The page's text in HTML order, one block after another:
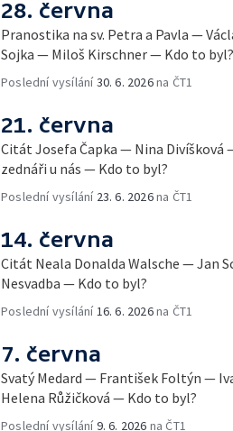
28. června
Pranostika na sv. Petra a Pavla —
Sojka — Miloš Kirschner — Kdo to byl?
Poslední vysílání30. 6. 2026na ČT1
21. června
Citát Josefa Čapka — Nina Divíšková
zednáři u nás — Kdo to byl?
Poslední vysílání 23. 6. 2026na ČT1
14. června
Citát Neala Donalda Walsche — Jan
Nesvadba — Kdo to byl?
Poslední vysílání 16. 6. 2026na ČT1
7. června
Svatý Medard — František Foltýn —
Helena Růžičková — Kdo to byl?
Poslední vysílání9. 6. 2026 na ČT1